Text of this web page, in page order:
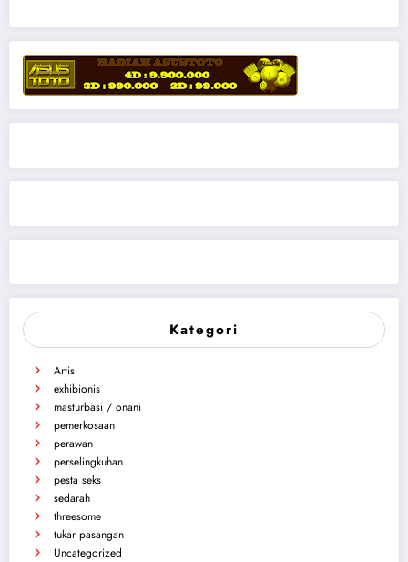
Kategori
Artis
exhibionis
masturbasi / onani
pemerkosaan
perawan
perselingkuhan
pesta seks
sedarah
threesome
tukar pasangan
Uncategorized